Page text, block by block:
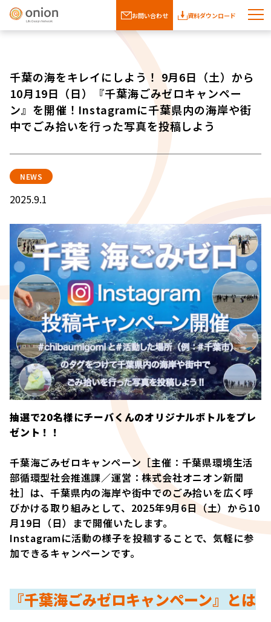
お問い合わせ 資料ダウンロード
千葉の海をキレイにしよう！ 9月6日（土）から
10月19日（日）『千葉海ごみゼロキャンペー
ン』を開催！Instagramに千葉県内の海岸や街
中でごみ拾いを行った写真を投稿しよう
NEWS
2025.9.1
抽選で20名様にチーバくんのオリジナルボトルをプレ
ゼント！！
千葉海ごみゼロキャンペーン［主催：千葉県環境生活
部循環型社会推進課／運営：株式会社オニオン新聞
社］は、千葉県内の海岸や街中でのごみ拾いを広く呼
びかける取り組みとして、2025年9月6日（土）から10
月19日（日）まで開催いたします。
Instagramに活動の様子を投稿することで、気軽に参
加できるキャンペーンです。
『千葉海ごみゼロキャンペーン』とは